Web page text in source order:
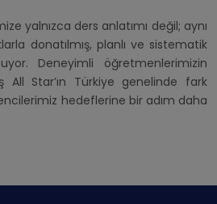
yalnızca ders anlatımı değil; aynı
donatılmış, planlı ve sistematik
Deneyimli öğretmenlerimizin
All Star’ın Türkiye genelinde fark
hedeflerine bir adım daha